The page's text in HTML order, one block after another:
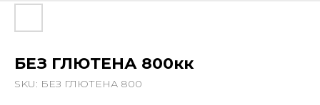
БЕЗ ГЛЮТЕНА 800кк
SKU: БЕЗ ГЛЮТЕНА 800